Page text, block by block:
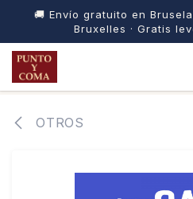
🚚 Envío gratuito en
Bruxelles · Gratis
IR AL CONTENIDO
OTROS